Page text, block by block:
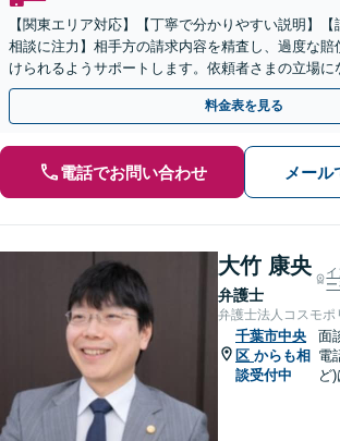
【関東エリア対応】【丁寧で分かりやすい説明】
相談に注力】相手方の請求内容を精査し、過度な賠
けられるようサポートします。依頼者さまの立場に
を伺いますので、ぜひご相談ください。【WEB面
料金表を見る
電話でお問い合わせ メール
大竹 康央
弁護士
イ
弁護士法人コスモ
千葉市中央
区 からも相
談受付中
面
電
ど